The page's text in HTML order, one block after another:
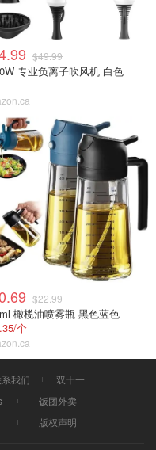
$49.99
专业负离子吹风机 白色
$22.99
橄榄油喷雾瓶 黑色蓝色
个
我们
双十一
饭团外卖
版权声明